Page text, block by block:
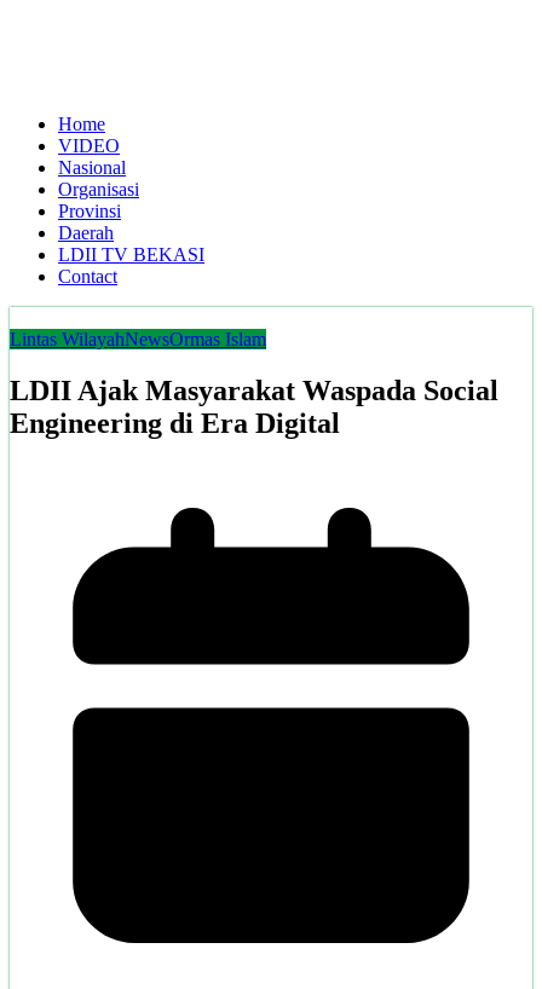
Home
VIDEO
Nasional
Organisasi
Provinsi
Daerah
LDII TV BEKASI
Contact
Lintas WilayahNewsOrmas Islam
LDII Ajak Masyarakat Waspada Social
Engineering di Era Digital